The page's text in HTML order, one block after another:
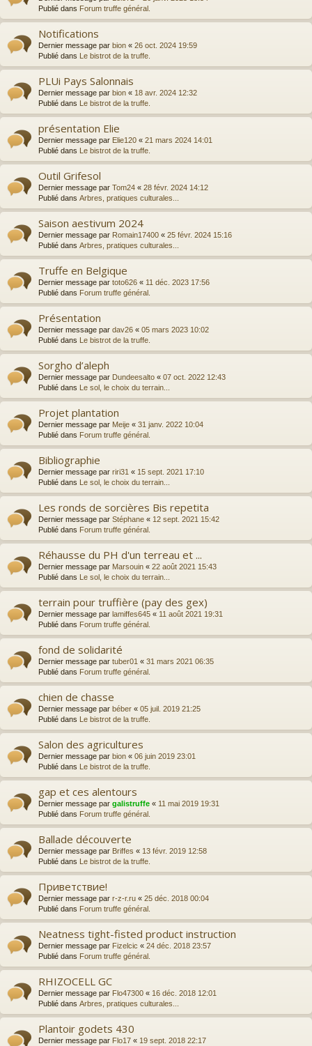
Publié dans Forum truffe général.
Notifications
Dernier message par bion « 26 oct. 2024 19:59
Publié dans
Le bistrot de la truffe.
PLUi Pays Salonnais
Dernier message par bion « 18 avr. 2024 12:32
Publié dans
Le bistrot de la truffe.
présentation Elie
Dernier message par Elie120 « 21 mars 2024 14:01
Publié dans
Le bistrot de la truffe.
Outil Grifesol
Dernier message par Tom24 « 28 févr. 2024 14:12
Publié dans Arbres, pratiques culturales...
Saison aestivum 2024
Dernier message par Romain17400 « 25 févr. 2024 15:16
Publié dans Arbres, pratiques culturales...
Truffe en Belgique
Dernier message par toto626 « 11 déc. 2023 17:56
Publié dans Forum truffe général.
Présentation
Dernier message par dav26 « 05 mars 2023 10:02
Publié dans
Le bistrot de la truffe.
Sorgho d’aleph
Dernier message par Dundeesalto « 07 oct. 2022 12:43
Publié dans
Le sol, le choix du terrain...
Projet plantation
Dernier message par Meije « 31 janv. 2022 10:04
Publié dans Forum truffe général.
Bibliographie
Dernier message par riri31 « 15 sept. 2021 17:10
Publié dans
Le sol, le choix du terrain...
Les ronds de sorcières Bis repetita
Dernier message par Stéphane « 12 sept. 2021 15:42
Publié dans Forum truffe général.
Réhausse du PH d'un terreau et ...
Dernier message par Marsouin « 22 août 2021 15:43
Publié dans
Le sol, le choix du terrain...
terrain pour truffière (pay des gex)
Dernier message par lamiffes645 « 11 août 2021 19:31
Publié dans Forum truffe général.
fond de solidarité
Dernier message par tuber01 « 31 mars 2021 06:35
Publié dans Forum truffe général.
chien de chasse
Dernier message par béber « 05 juil. 2019 21:25
Publié dans
Le bistrot de la truffe.
Salon des agricultures
Dernier message par bion « 06 juin 2019 23:01
Publié dans
Le bistrot de la truffe.
gap et ces alentours
Dernier message par galistruffe « 11 mai 2019 19:31
Publié dans Forum truffe général.
Ballade découverte
Dernier message par Briffes « 13 févr. 2019 12:58
Publié dans
Le bistrot de la truffe.
Приветствие!
Dernier message par r-z-r.ru « 25 déc. 2018 00:04
Publié dans Forum truffe général.
Neatness tight-fisted product instruction
Dernier message par Fizelcic « 24 déc. 2018 23:57
Publié dans Forum truffe général.
RHIZOCELL GC
Dernier message par Flo47300 « 16 déc. 2018 12:01
Publié dans Arbres, pratiques culturales...
Plantoir godets 430
Dernier message par Flo17 « 19 sept. 2018 22:17